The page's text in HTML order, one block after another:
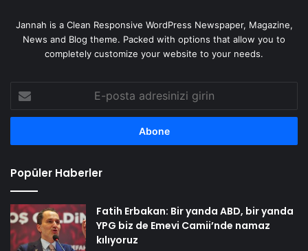
Jannah is a Clean Responsive WordPress Newspaper, Magazine,
News and Blog theme. Packed with options that allow you to
completely customize your website to your needs.
posta
adresinizi
Popüler Haberler
Fatih Erbakan: Bir yanda ABD, bir yanda
YPG biz de Emevi Camii’nde namaz
kılıyoruz